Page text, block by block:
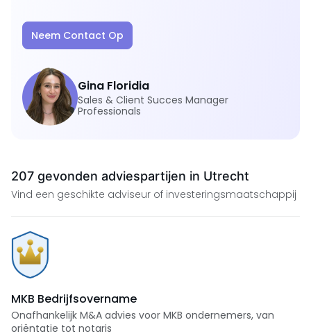
Neem Contact Op
Gina Floridia
Sales & Client Succes Manager
Professionals
207 gevonden adviespartijen in Utrecht
Vind een geschikte adviseur of investeringsmaatschappij
MKB Bedrijfsovername
Onafhankelijk M&A advies voor MKB ondernemers, van
oriëntatie tot notaris